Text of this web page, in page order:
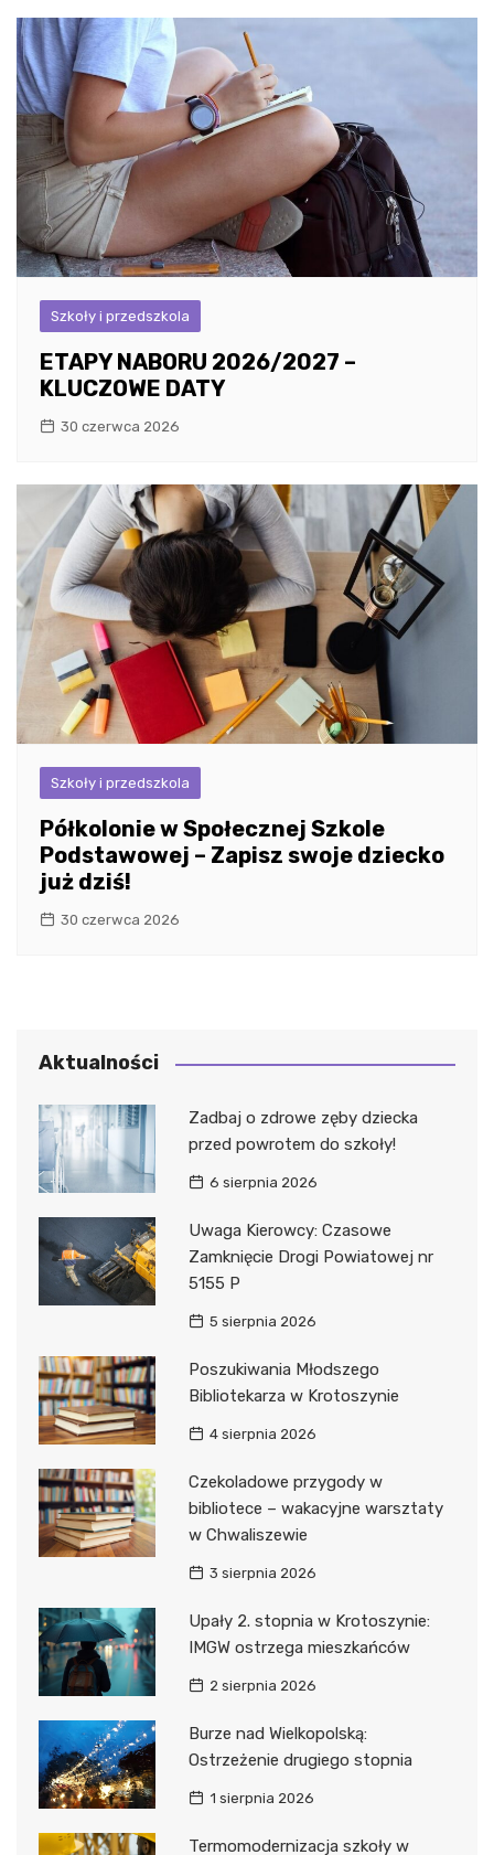
Szkoły i przedszkola
ETAPY NABORU 2026/2027 –
KLUCZOWE DATY
30 czerwca 2026
Szkoły i przedszkola
Półkolonie w Społecznej Szkole
Podstawowej – Zapisz swoje dziecko
już dziś!
30 czerwca 2026
Aktualności
Zadbaj o zdrowe zęby dziecka
przed powrotem do szkoły!
6 sierpnia 2026
Uwaga Kierowcy: Czasowe
Zamknięcie Drogi Powiatowej nr
5155 P
5 sierpnia 2026
Poszukiwania Młodszego
Bibliotekarza w Krotoszynie
4 sierpnia 2026
Czekoladowe przygody w
bibliotece – wakacyjne warsztaty
w Chwaliszewie
3 sierpnia 2026
Upały 2. stopnia w Krotoszynie:
IMGW ostrzega mieszkańców
2 sierpnia 2026
Burze nad Wielkopolską:
Ostrzeżenie drugiego stopnia
1 sierpnia 2026
Termomodernizacja szkoły w